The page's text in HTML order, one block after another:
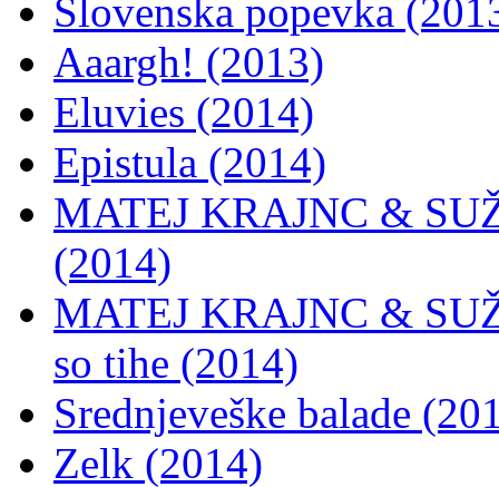
Slovenska popevka
Aaargh! (2013)
Eluvies (2014)
Epistula (2014)
MATEJ KRAJNC &
(2014)
MATEJ KRAJNC &
so tihe (2014)
Srednjeveške balade
Zelk (2014)